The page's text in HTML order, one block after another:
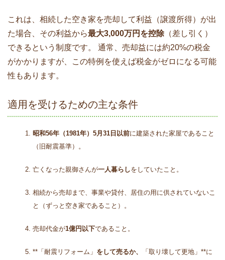
これは、相続した空き家を売却して利益（譲渡所得）が出
た場合、その利益から最大3,000万円を控除（差し引く）
できるという制度です。 通常、売却益には約20%の税金
がかかりますが、この特例を使えば税金がゼロになる可能
性もあります。
適用を受けるための主な条件
昭和56年（1981年）5月31日以前に建築された家屋であること
（旧耐震基準）。
亡くなった親御さんが一人暮らしをしていたこと。
相続から売却まで、事業や貸付、居住の用に供されていないこ
と（ずっと空き家であること）。
売却代金が1億円以下であること。
**「耐震リフォーム」 をして売るか、
「取り壊して更地」**に